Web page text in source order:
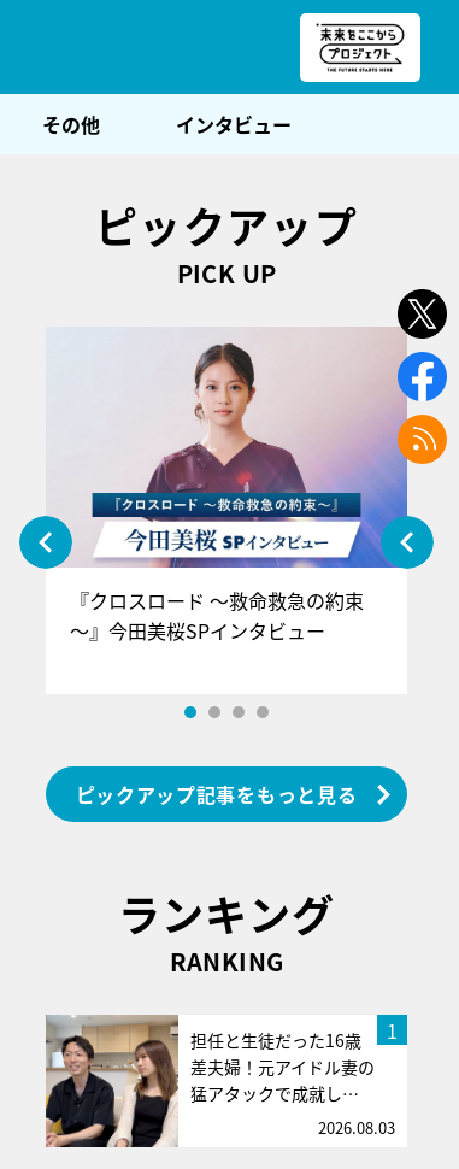
その他 インタビュー
ピックアップ
PICK UP
『クロスロード ～救命救急の約束
～』今田美桜SPインタビュー
ピックアップ記事をもっと見る
ランキング
RANKING
1
担任と生徒だった16歳
差夫婦！元アイドル妻の
猛アタックで成就し…
2026.08.03